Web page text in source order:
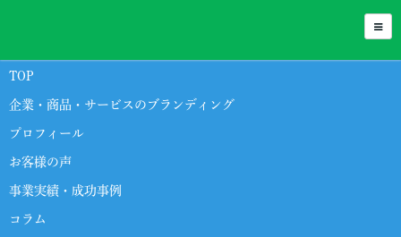
TOP
企業・商品・サービスのブランディング
プロフィール
お客様の声
事業実績・成功事例
コラム